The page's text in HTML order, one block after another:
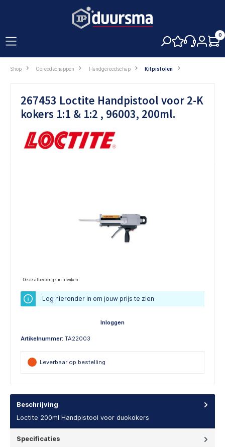
0
Shop Gereedschappen Handgereedschap Kitpistolen
267453 Loctite Handpistool voor 2-K
kokers 1:1 & 1:2 , 96003, 200ml.
Deze afbeelding kan afwijken
Log hieronder in om jouw prijs te zien
Inloggen
Artikelnummer: TA22003
Leverbaar op bestelling
Beschrijving
Loctite 200ml Handpistool voor duokokers
Specificaties